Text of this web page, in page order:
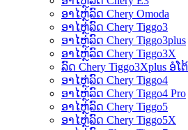
ອາໄຫຼ່ລົດ Chery Omoda
ອາໄຫຼ່ລົດ Chery Tiggo3
ອາໄຫຼ່ລົດ Chery Tiggo3plus
ອາໄຫຼ່ລົດ Chery Tiggo3X
ລົດ Chery Tiggo3Xplus ອໍໂຕ້
ອາໄຫຼ່ລົດ Chery Tiggo4
ອາໄຫຼ່ລົດ Chery Tiggo4 Pro
ອາໄຫຼ່ລົດ Chery Tiggo5
ອາໄຫຼ່ລົດ Chery Tiggo5X